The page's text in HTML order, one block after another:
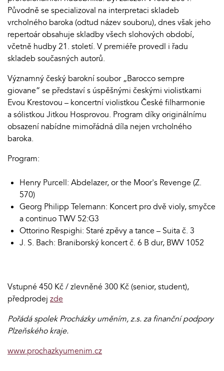
Původně se specializoval na interpretaci skladeb
vrcholného baroka (odtud název souboru), dnes však jeho
repertoár obsahuje skladby všech slohových období,
včetně hudby 21. století. V premiéře provedl i řadu
skladeb současných autorů.
Významný český barokní soubor „Barocco sempre
giovane“ se představí s úspěšnými českými violistkami
Evou Krestovou – koncertní violistkou České filharmonie
a sólistkou Jitkou Hosprovou. Program díky originálnímu
obsazení nabídne mimořádná díla nejen vrcholného
baroka.
Program:
Henry Purcell: Abdelazer, or the Moor's Revenge (Z.
570)
Georg Philipp Telemann: Koncert pro dvě violy, smyčce
a continuo TWV 52:G3
Ottorino Respighi: Staré zpěvy a tance – Suita č. 3
J. S. Bach: Braniborský koncert č. 6 B dur, BWV 1052
Vstupné 450 Kč / zlevněné 300 Kč (senior, student),
předprodej zde
Pořádá spolek Procházky uměním, z.s. za finanční podpory
Plzeňského kraje.
www.prochazkyumenim.cz